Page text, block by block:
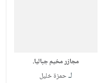
مجازر مخيم جباليا.
لـحمزة خليل